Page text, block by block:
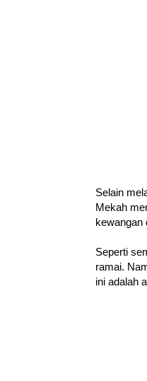
Selain
Mekah
kewangan
Seperti
ramai.
ini adalah